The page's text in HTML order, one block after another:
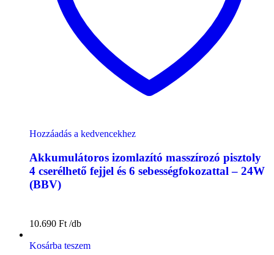
Hozzáadás a kedvencekhez
Akkumulátoros izomlazító masszírozó pisztoly
4 cserélhető fejjel és 6 sebességfokozattal – 24W
(BBV)
10.690 Ft
Kosárba teszem